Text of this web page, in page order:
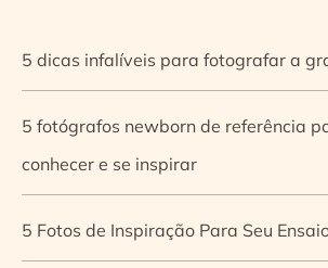
5 dicas infalíveis para fotografar a
5 fotógrafos newborn de referência
conhecer e se inspirar
5 Fotos de Inspiração Para Seu